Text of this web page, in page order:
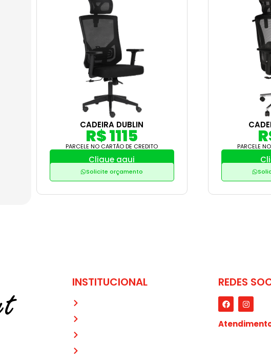
CADEIRA DUBLIN
R$ 1115
PARCELE NO CARTÃO DE CREDITO
Clique aqui
Solicite orçamento
PARCELE
INSTITUCIONAL REDES
a
c
e
b
n
s
t
a